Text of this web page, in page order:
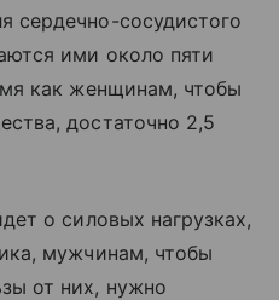
сердечно-сосудистого
ими около пяти
как женщинам, чтобы
достаточно 2,5
о силовых нагрузках,
мужчинам, чтобы
от них, нужно